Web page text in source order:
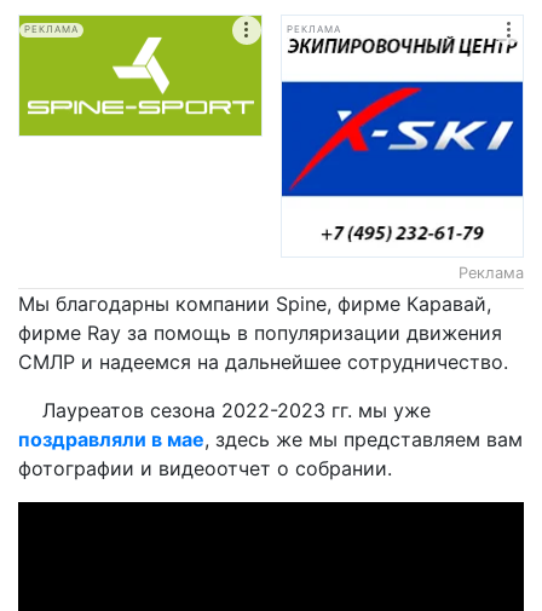
РЕКЛАМА РЕКЛАМА
Реклама
Мы благодарны компании Spine, фирме Каравай,
фирме Ray за помощь в популяризации движения
СМЛР и надеемся на дальнейшее сотрудничество.
Лауреатов сезона 2022-2023 гг. мы уже
поздравляли в мае, здесь же мы представляем вам
фотографии и видеоотчет о собрании.